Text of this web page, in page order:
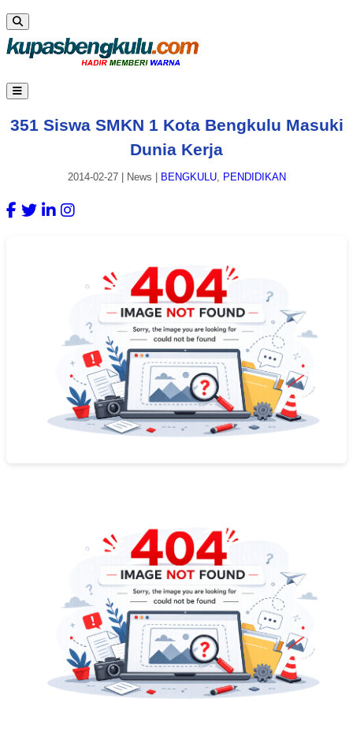
351 Siswa SMKN 1 Kota Bengkulu Masuki
Dunia Kerja
2014-02-27| News BENGKULU, PENDIDIKAN